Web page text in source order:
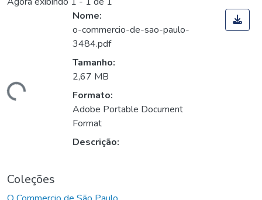
Nome:
o-commercio-de-sao-paulo-
3484.pdf
Tamanho:
2,67 MB
Formato:
Adobe Portable Document
Format
Descrição:
Coleções